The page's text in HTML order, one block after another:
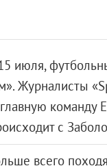
июля,
Журналисты
команду
с
всего